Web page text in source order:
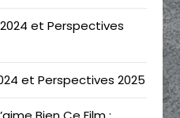
et Perspectives
et Perspectives 2025